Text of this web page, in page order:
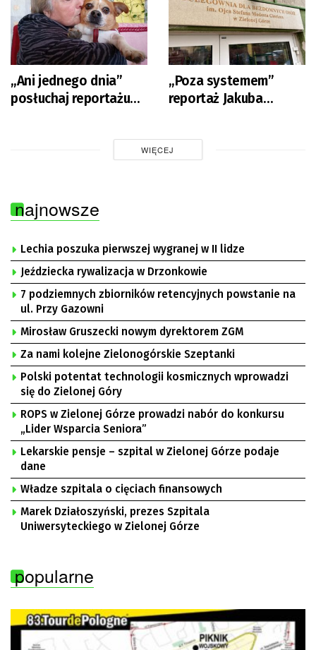
„Ani jednego dnia”
posłuchaj reportażu
„Poza systemem”
reportaż Jakuba
WIĘCEJ
najnowsze
Lechia poszuka pierwszej wygranej w II lidze
Jeździecka rywalizacja w Drzonkowie
7 podziemnych zbiorników retencyjnych powstanie na
ul. Przy Gazowni
Mirosław Gruszecki nowym dyrektorem ZGM
Za nami kolejne Zielonogórskie Szeptanki
Polski potentat technologii kosmicznych wprowadzi
się do Zielonej Góry
ROPS w Zielonej Górze prowadzi nabór do konkursu
„Lider Wsparcia Seniora”
Lekarskie pensje – szpital w Zielonej Górze podaje
dane
Władze szpitala o cięciach finansowych
Marek Działoszyński, prezes Szpitala
Uniwersyteckiego w Zielonej Górze
popularne